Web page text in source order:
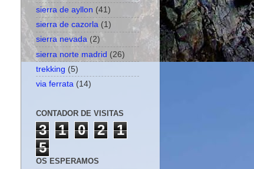
sierra de ayllon (41)
sierra de cazorla (1)
sierra nevada (2)
sierra norte madrid (26)
trekking (5)
via ferrata (14)
CONTADOR DE VISITAS
3 1 0 2
1
5
OS ESPERAMOS